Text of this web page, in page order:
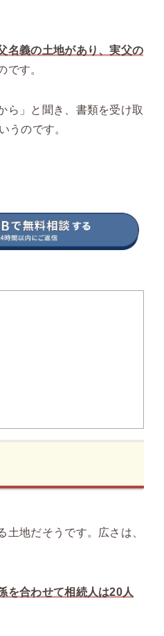
名義の土地があり、実父の
です。
ら」と聞き、書類を受け取
うのです。
地だそうです。広さは、
を合わせて相続人は20人